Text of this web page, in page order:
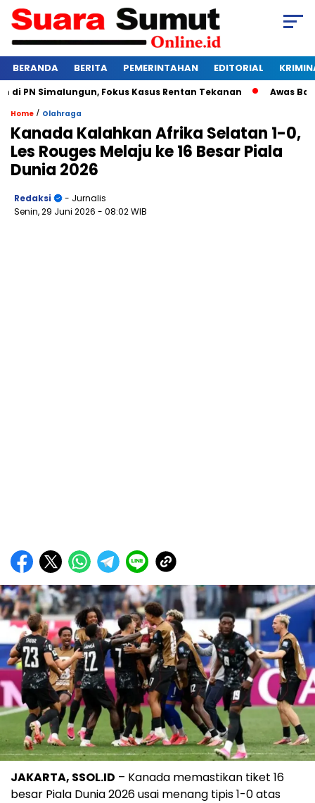
BERANDA BERITA PEMERINTAHAN EDITORIAL
Simalungun, Fokus Kasus Rentan Tekanan Awas
Home / Olahraga
Kanada Kalahkan Afrika Selatan 1-0,
Les Rouges Melaju ke 16 Besar Piala
Dunia 2026
Redaksi
- Jurnalis
Senin, 29 Juni 2026 - 08:02 WIB
JAKARTA, SSOL.ID – Kanada memastikan tiket 16
besar Piala Dunia 2026 usai menang tipis 1-0 atas